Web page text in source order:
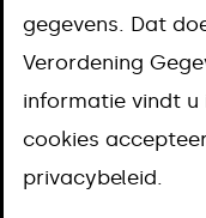
Burenoverlast
Demonstratie
gegevens. Dat
Verordening
informatie vindt u
cookies
privacybeleid.